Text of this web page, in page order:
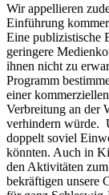
Wir appellieren
Einführung
Eine publizistische
geringere
ihnen nicht zu
Programm
einer
Verbreitung an der
verhindern würde.
doppelt soviel
könnten. Auch in
den Aktivitäten
bekräftigen unsere